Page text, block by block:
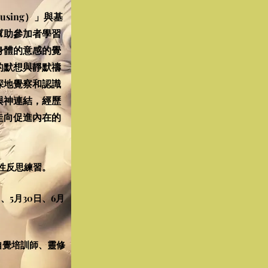
）」與基
參加者學習
的意感的覺
想與靜默禱
覺察和認識
連結，經歷
促進內在的
思練習。
5月30日、6月
培訓師、靈修